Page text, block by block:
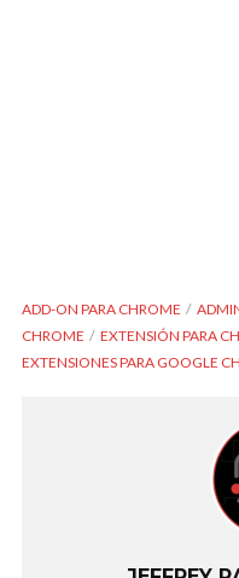
ADD-ON PARA CHROME
CHROME
EXTENSIÓN PARA
EXTENSIONES PARA GOOGLE